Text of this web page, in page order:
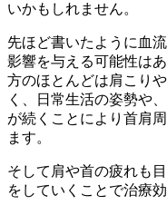
いかもしれません。
先ほど書いたように血
影響を与える可能性は
方のほとんどは肩こり
く、日常生活の姿勢や
が続くことにより首肩
ます。
そして肩や首の疲れも
をしていくことで治療